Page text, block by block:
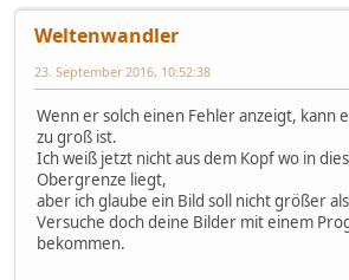
Weltenwandler
23. September 2016, 10:52:38
Wenn er solch einen Fehler anzeigt, kann
zu groß ist.
Ich weiß jetzt nicht aus dem Kopf wo in
Obergrenze liegt,
aber ich glaube ein Bild soll nicht größer
Versuche doch deine Bilder mit einem
bekommen.